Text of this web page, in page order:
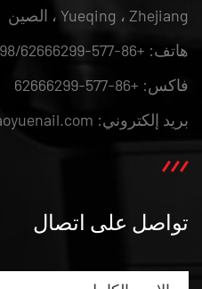
Yueqing ، Zhejiang ، الصين
هاتف: +86-577-62666298/62666299
فاكس: +86-577-62666299
بريد إلكتروني: cycn@cnchaoyuenail.com
تواصل على اتصال